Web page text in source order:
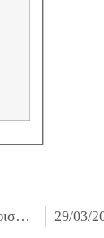
22/03/2013 Ψήφισμα σχετικά με τις κεραίες κινητής τηλεφωνίας